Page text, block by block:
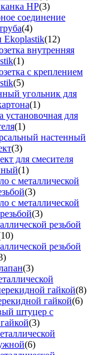
НР(3)
соединение
(4)
Ekoplastik(12)
внутренняя
(1)
с креплением
(5)
угольник для
(1)
установочная для
(1)
настенный
(3)
для смесителя
(1)
с металлической
(3)
с металлической
(3)
резьбой
резьбой
(3)
гайкой(8)
гайкой(6)
штуцер с
(3)
(6)